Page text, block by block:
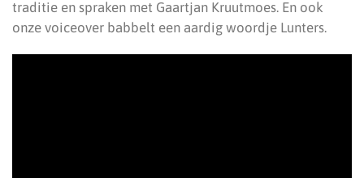
traditie en spraken met Gaartjan Kruutmoes. En ook
onze voiceover babbelt een aardig woordje Lunters.